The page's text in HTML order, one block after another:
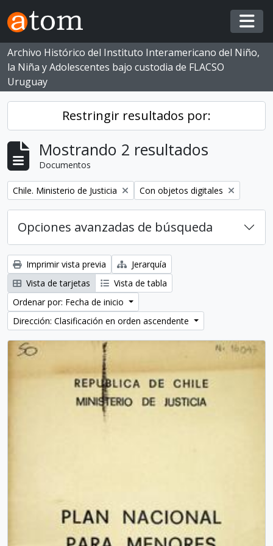
Skip to main content
Archivo Histórico del Instituto Interamericano del Niño,
la Niña y Adolescentes bajo custodia de FLACSO
Uruguay
Restringir resultados por:
Mostrando 2 resultados
Documentos
Eliminar filtro:
Chile. Ministerio de Justicia Eliminar filtro:
Con objetos digitales
Opciones avanzadas de búsqueda
Imprimir vista previa
Jerarquía
Vista de tarjetas
Vista de tabla
Ordenar por: Fecha de inicio
Dirección: Clasificación en orden ascendente